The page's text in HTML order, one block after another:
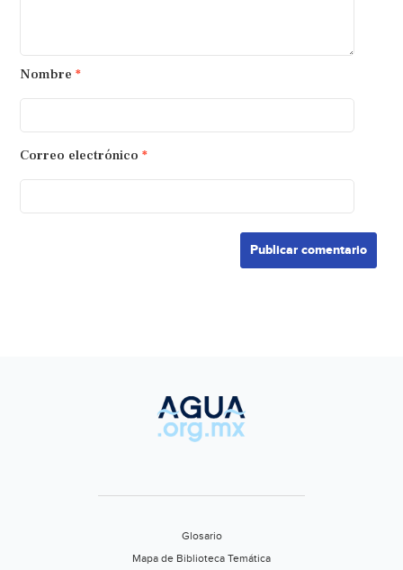
Nombre *
Correo electrónico *
Glosario
Mapa de Biblioteca Temática